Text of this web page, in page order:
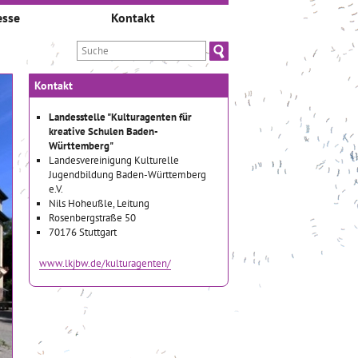
Kontakt
Kontakt
Landesstelle "Kulturagenten für
kreative Schulen Baden-
Württemberg"
Landesvereinigung Kulturelle
Jugendbildung Baden-Württemberg
e.V.
Nils Hoheußle, Leitung
Rosenbergstraße 50
70176 Stuttgart
www.lkjbw.de/kulturagenten/